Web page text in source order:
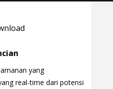
yang
real-time dari potensi